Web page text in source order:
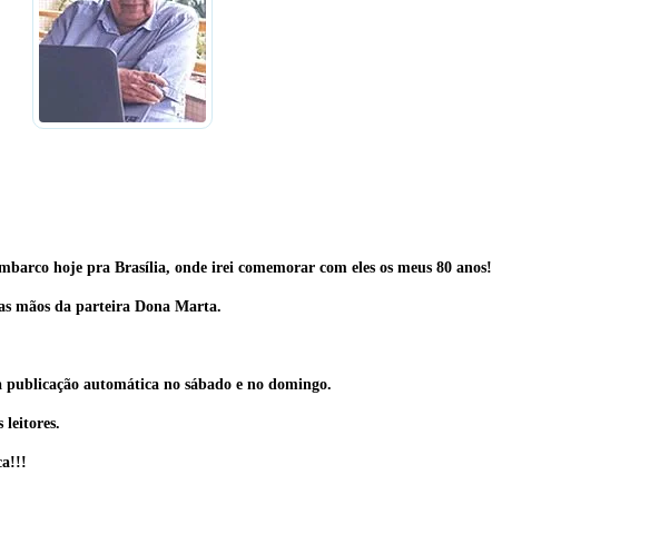
hoje pra Brasília, onde irei comemorar com eles os meus 80 anos!
mãos da parteira Dona Marta.
publicação automática no sábado e no domingo.
leitores.